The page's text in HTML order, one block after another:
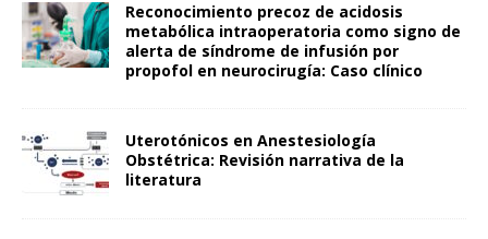
Reconocimiento precoz de acidosis
metabólica intraoperatoria como signo de
alerta de síndrome de infusión por
propofol en neurocirugía: Caso clínico
Uterotónicos en Anestesiología
Obstétrica: Revisión narrativa de la
literatura